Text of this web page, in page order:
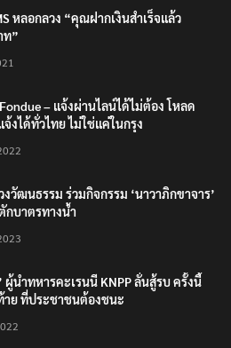
หลอกลวง “คุณฝากเงินสำเร็จแล้ว
ท”
– แจ้งผ่านไลน์ได้ไม่ต้อง โหลด
งได้ทั่วไทย ไม่ใช่แค่ในกรุง
วัฒนธรรม ร่วมกิจกรรม ‘นาวาภิกขาจาร’
กบาตรทางน้ำ
ผู้นำทหารคะเรนนี KNPP ลั่นสู้รบ ครั้งนี้
าย ที่ประชาชนต้องชนะ